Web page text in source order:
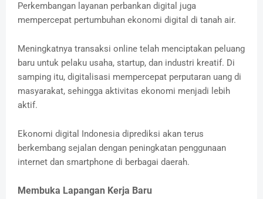
Perkembangan layanan perbankan digital juga
mempercepat pertumbuhan ekonomi digital di tanah air.
Meningkatnya transaksi online telah menciptakan peluang
baru untuk pelaku usaha, startup, dan industri kreatif. Di
samping itu, digitalisasi mempercepat perputaran uang di
masyarakat, sehingga aktivitas ekonomi menjadi lebih
aktif.
Ekonomi digital Indonesia diprediksi akan terus
berkembang sejalan dengan peningkatan penggunaan
internet dan smartphone di berbagai daerah.
Membuka Lapangan Kerja Baru